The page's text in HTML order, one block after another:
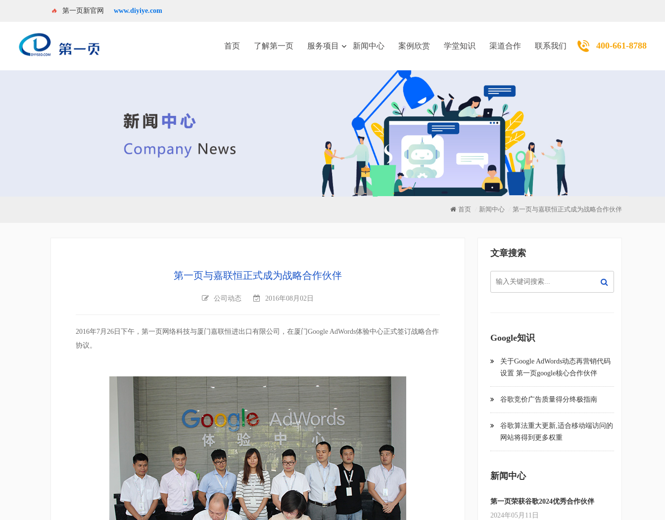
🔥 第一页新官网 www.diyiye.com
400-661-8788
首页 了解第一页 服务项目 新闻中心 案例欣赏 学堂知识 渠道合作 联系我们
首页 新闻中心 第一页与嘉联恒正式成为战略合作伙伴
第一页与嘉联恒正式成为战略合作伙伴
公司动态 2016年08月02日
2016年7月 26 日下午，第一页网络科技与厦门嘉联恒进出口有限公司 ，在厦门Google AdWords体验中心正式签订战略合作
协议。
文章搜索
Google知识
关于Google AdWords动态再营销代码
设置 第一页google核心合作伙伴
谷歌竞价广告质量得分终极指南
谷歌算法重大更新,适合移动端访问的
网站将得到更多权重
新闻中心
第一页荣获谷歌2024优秀合作伙伴
2024年05月11日